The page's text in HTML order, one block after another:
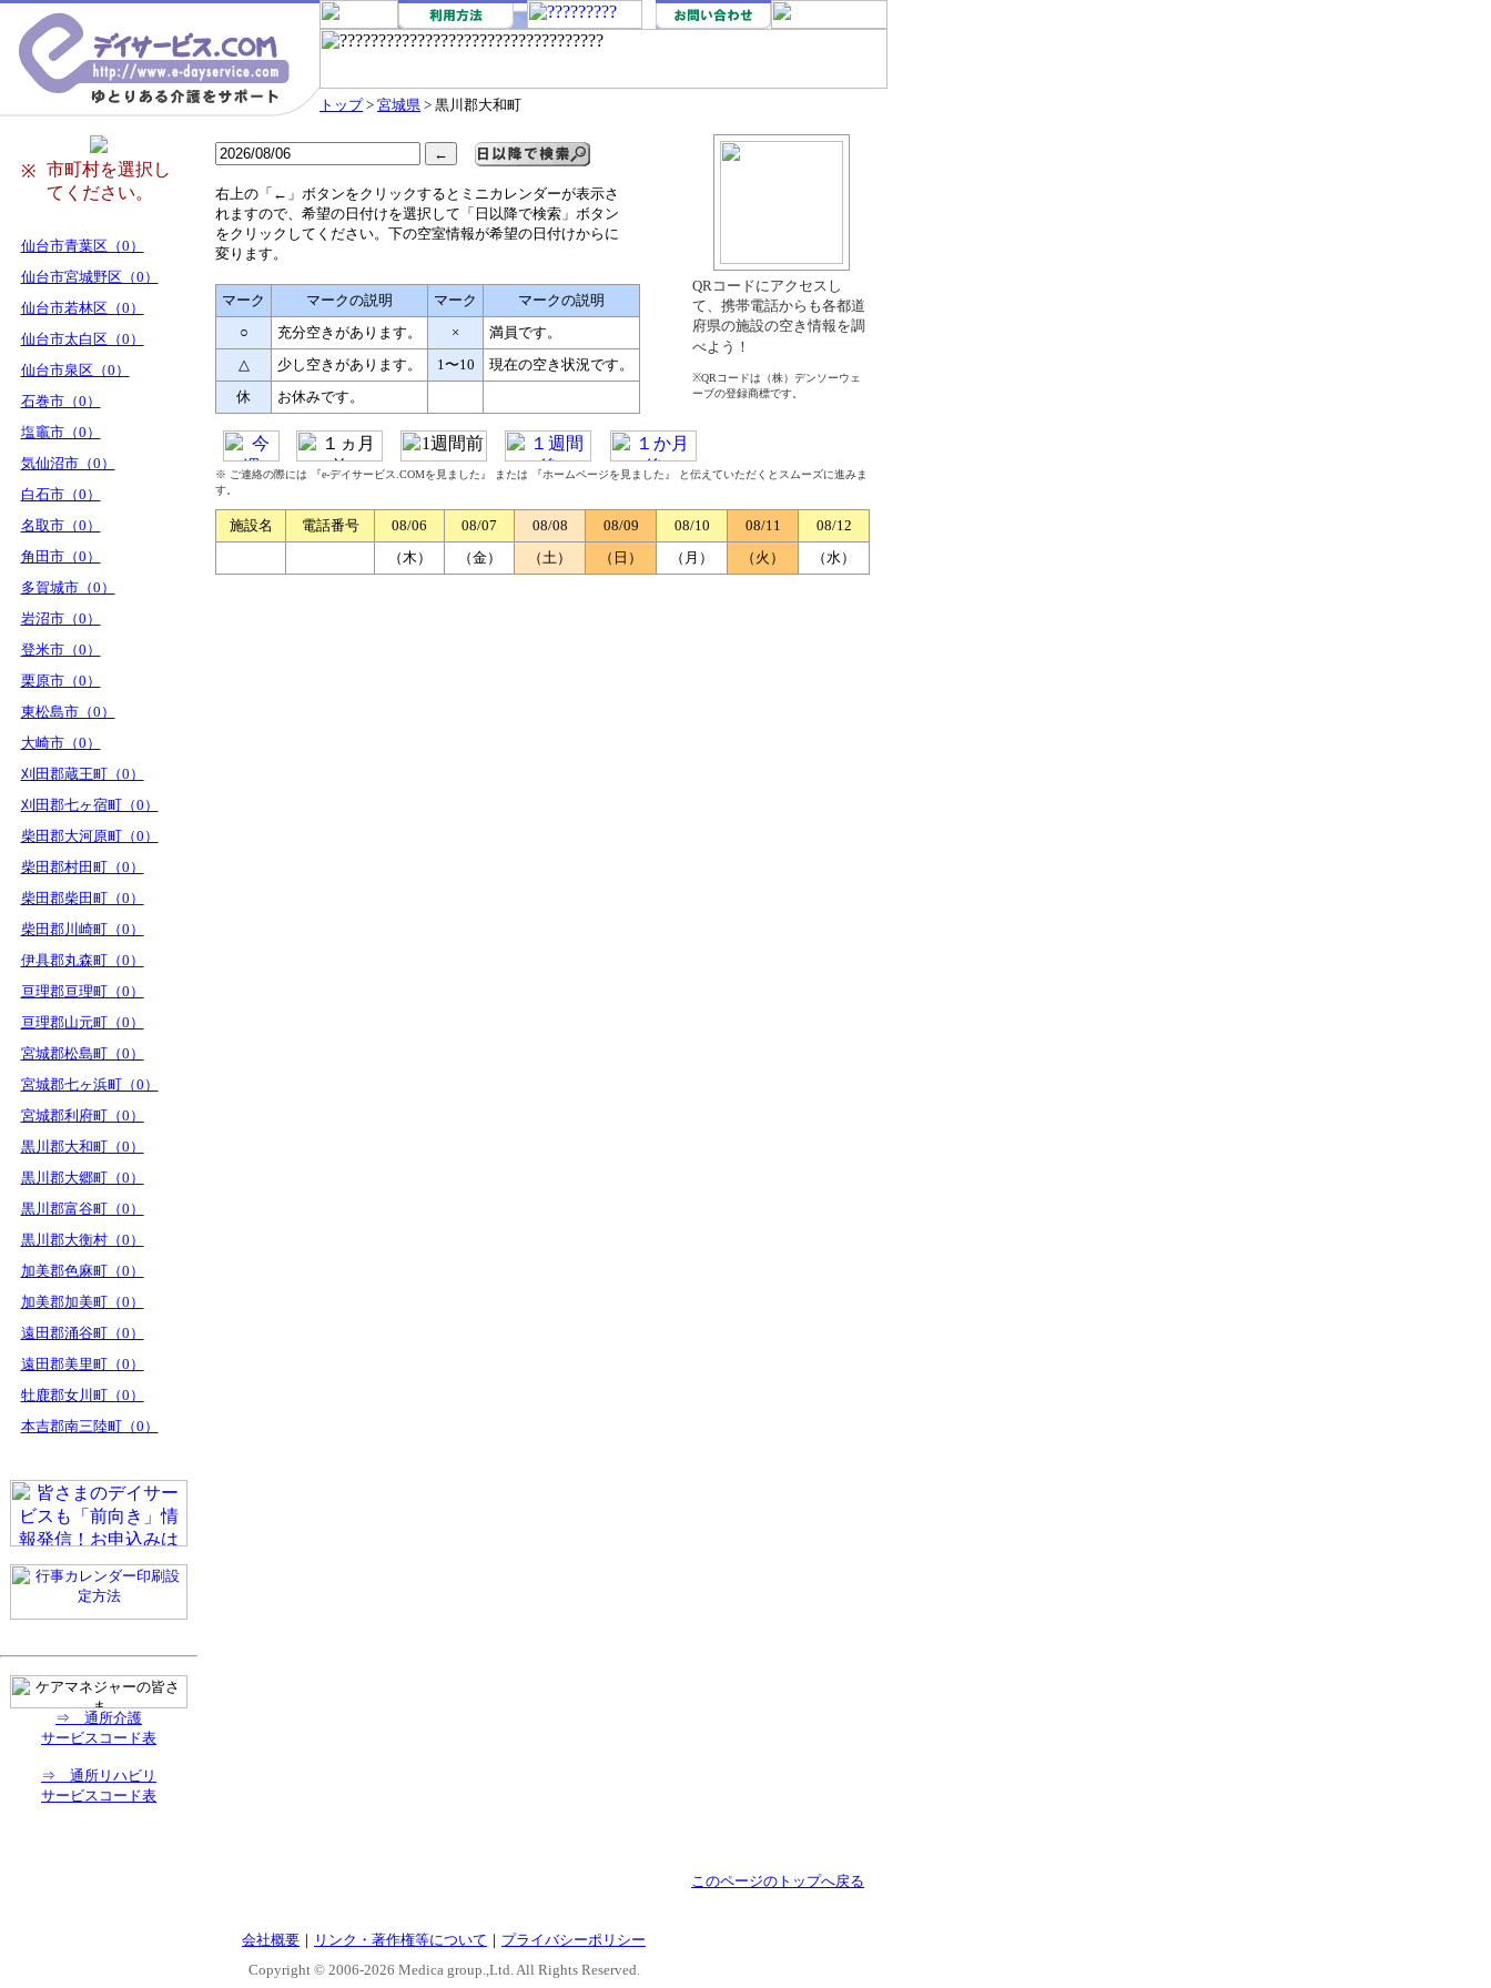
トップ> 宮城県 > 黒川郡大和町
※
市町村を選択し
てください。
仙台市青葉区（0）
仙台市宮城野区（0）
仙台市若林区（0）
仙台市太白区（0）
仙台市泉区（0）
石巻市（0）
塩竈市（0）
気仙沼市（0）
白石市（0）
名取市（0）
角田市（0）
多賀城市（0）
岩沼市（0）
登米市（0）
栗原市（0）
東松島市（0）
大崎市（0）
刈田郡蔵王町（0）
刈田郡七ヶ宿町（0）
柴田郡大河原町（0）
柴田郡村田町（0）
柴田郡柴田町（0）
柴田郡川崎町（0）
伊具郡丸森町（0）
亘理郡亘理町（0）
亘理郡山元町（0）
宮城郡松島町（0）
宮城郡七ヶ浜町（0）
宮城郡利府町（0）
黒川郡大和町（0）
黒川郡大郷町（0）
黒川郡富谷町（0）
黒川郡大衡村（0）
加美郡色麻町（0）
加美郡加美町（0）
遠田郡涌谷町（0）
遠田郡美里町（0）
牡鹿郡女川町（0）
本吉郡南三陸町（0）
⇒ 通所介護
サービスコード表
⇒ 通所リハビリ
サービスコード表
右上の「←」ボタンをクリックするとミニカレンダーが表示さ
れますので、希望の日付けを選択して「日以降で検索」ボタン
をクリックしてください。下の空室情報が希望の日付けからに
変ります。
マーク マークの説明 マーク
マークの説明
○
充分空きがあります。 ×
満員です。
△
少し空きがあります。 1〜10
現在の空き状況です。
休
お休みです。
QRコードにアクセスし
て、携帯電話からも各都道
府県の施設の空き情報を調
べよう！
※QRコードは（株）デンソーウェ
ーブの登録商標です。
※ ご連絡の際には 『e-デイサービス.COMを見ました』 または 『ホームページを見ました』 と伝えていただくとスムーズに進みま
す。
施設名 電話番号 08/06 08/07 08/08 08/09 08/10 08/11
08/12
（木）
（金） （土） （日） （月） （火） （水）
このページのトップへ戻る
会社概要 ｜ リンク・著作権等について ｜ プライバシーポリシー
Copyright © 2006-2026 Medica group.,Ltd. All Rights Reserved.